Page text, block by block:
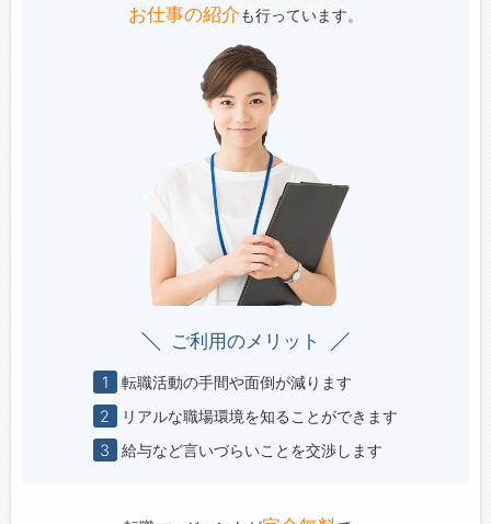
お仕事の紹介も行っています。
ご利用のメリット
1
転職活動の手間や面倒が減ります
2
リアルな職場環境を知ることができます
3
給与など言いづらいことを交渉します